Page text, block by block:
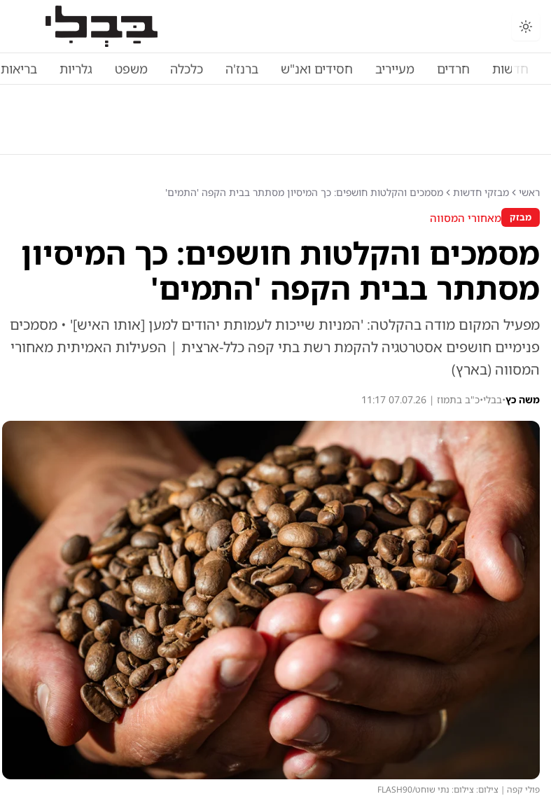
חדשות חרדים מעייריב חסידים ואנ"ש ברנז'ה כלכלה משפט גלריות בריאות
ראשי מבזקי חדשות מסמכים והקלטות חושפים: כך המיסיון מסתתר בבית הקפה 'התמים'
מבזק מאחורי המסווה
מסמכים והקלטות חושפים: כך המיסיון
מסתתר בבית הקפה 'התמים'
מפעיל המקום מודה בהקלטה: 'המניות שייכות לעמותת יהודים למען [אותו האיש]' • מסמכים
פנימיים חושפים אסטרטגיה להקמת רשת בתי קפה כלל-ארצית | הפעילות האמיתית מאחורי
המסווה (בארץ)
משה כץ•בבלי•כ"ב בתמוז | 07.07.26 11:17
פולי קפה | צילום: צילום: נתי שוחט/FLASH90